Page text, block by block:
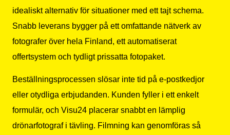
idealiskt alternativ för situationer med ett tajt schema.
Snabb leverans bygger på ett omfattande nätverk av
fotografer över hela Finland, ett automatiserat
offertsystem och tydligt prissatta fotopaket.
Beställningsprocessen slösar inte tid på e-postkedjor
eller otydliga erbjudanden. Kunden fyller i ett enkelt
formulär, och Visu24 placerar snabbt en lämplig
drönarfotograf i tävling. Filmning kan genomföras så